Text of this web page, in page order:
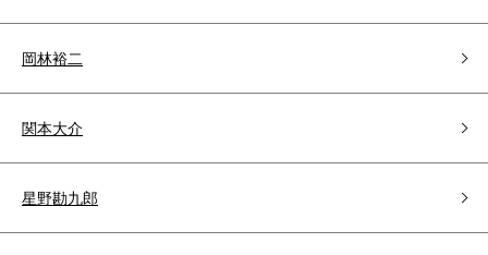
岡林裕二
関本大介
星野勘九郎